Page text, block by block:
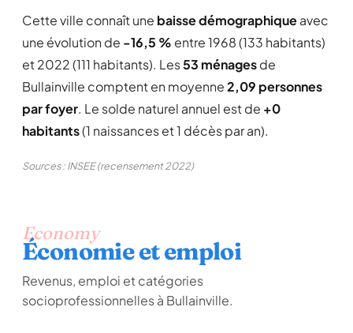
Cette ville connaît une baisse démographiqueavec
une évolution de -16,5 % entre 1968 (133 habitants)
et 2022 (111 habitants). Les53 ménagesde
Bullainville comptent en moyenne2,09 personnes
par foyer. Le solde naturel annuel est de +0
habitants(1 naissances et 1 décès par an).
Sources : INSEE (recensement 2022)
Economy
Économie et emploi
Revenus, emploi et catégories
socioprofessionnelles à Bullainville.